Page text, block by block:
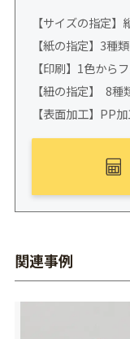
【サイズの指定
【紙の指定】3種
【印刷】1色から
【紐の指定】 8
【表面加工】PP
関連事例